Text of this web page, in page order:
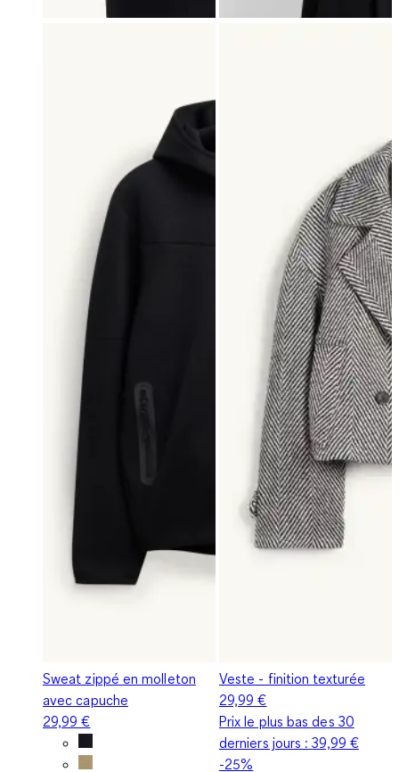
Sweat zippé en molleton
avec capuche
29,99 €
Veste - finition texturée
29,99 €
Prix le plus bas des 30
derniers jours :39,99 €
-25%